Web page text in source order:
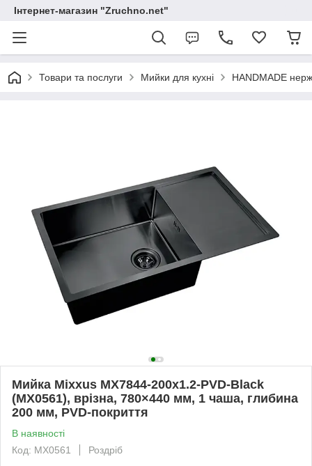
Інтернет-магазин "Zruchno.net"
Товари та послуги Мийки для кухні HANDMADE
Мийка Mixxus MX7844-200x1.2-PVD-Black
(MX0561), врізна, 780×440 мм, 1 чаша, глибина
200 мм, PVD-покриття
В наявності
Код: MX0561
Роздріб